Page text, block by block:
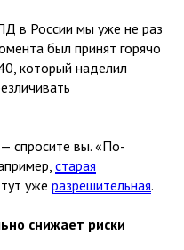
в России мы уже не раз
был принят горячо
который наделил
спросите вы. «По-
старая
уже разрешительная.
снижает риски